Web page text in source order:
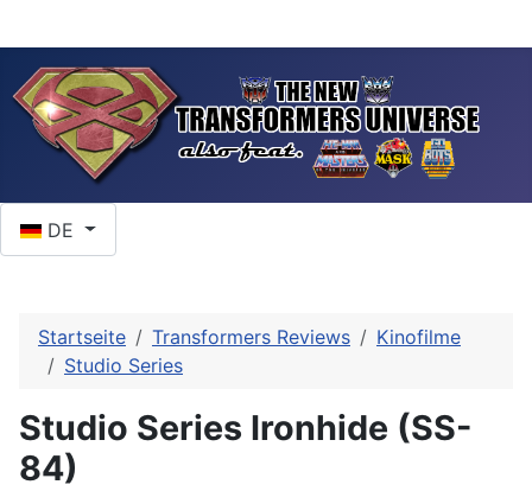
DE
Startseite Transformers Reviews
Kinofilme
Studio Series
Studio Series Ironhide (SS-
84)